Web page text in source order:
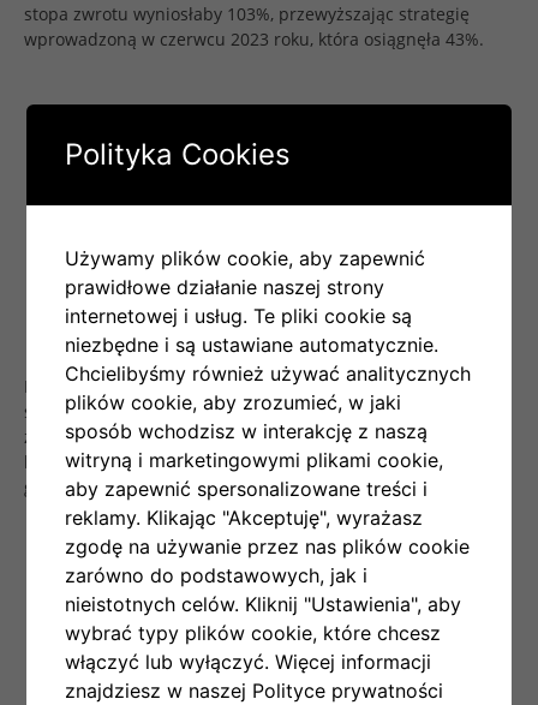
stopa zwrotu wyniosłaby 103%, przewyższając strategię
wprowadzoną w czerwcu 2023 roku, która osiągnęła 43%.
Poprawa wyników jest szczególnie widoczna, gdy porównuje
się je w ujęciu miesięcznym. Nowa strategia radziłaby sobie
znacznie lepiej podczas spadków i wzmożonej zmienności
kryptowalut. Przyniosłaby zysk na poziomie 3% w okresie,
gdy cena Bitcoina spadła o 15%
Polityka Cookies
Używamy plików cookie, aby zapewnić
prawidłowe działanie naszej strony
internetowej i usług. Te pliki cookie są
niezbędne i są ustawiane automatycznie.
Chcielibyśmy również używać analitycznych
plików cookie, aby zrozumieć, w jaki
sposób wchodzisz w interakcję z naszą
witryną i marketingowymi plikami cookie,
aby zapewnić spersonalizowane treści i
reklamy. Klikając "Akceptuję", wyrażasz
zgodę na używanie przez nas plików cookie
zarówno do podstawowych, jak i
nieistotnych celów. Kliknij "Ustawienia", aby
wybrać typy plików cookie, które chcesz
włączyć lub wyłączyć. Więcej informacji
znajdziesz w naszej Polityce prywatności